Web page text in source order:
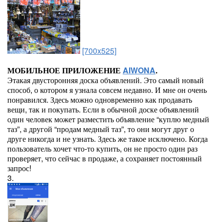
[700x525]
МОБИЛЬНОЕ ПРИЛОЖЕНИЕ AIWONA.
Этакая двусторонняя доска объявлений. Это самый новый
способ, о котором я узнала совсем недавно. И мне он очень
понравился. Здесь можно одновременно как продавать
вещи, так и покупать. Если в обычной доске объявлений
один человек может разместить объявление “куплю медный
таз”, а другой “продам медный таз”, то они могут друг о
друге никогда и не узнать. Здесь же такое исключено. Когда
пользователь хочет что-то купить, он не просто один раз
проверяет, что сейчас в продаже, а сохраняет постоянный
запрос!
3.